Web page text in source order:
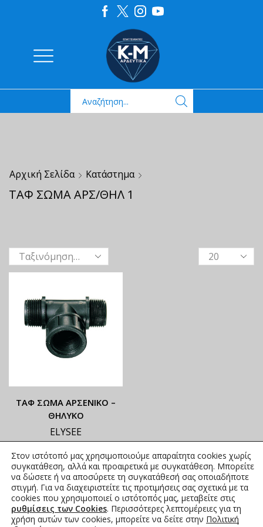
Αρχική Σελίδα Κατάστημα
ΤΑΦ ΣΩΜΑ ΑΡΣ/ΘΗΛ 1
ΤΑΦ ΣΩΜΑ ΑΡΣΕΝΙΚΟ –
ΘΗΛΥΚΟ
ELYSEE
ΑΝΑΓΡΑΦΟΝΤΑΙ ΣΤΟ
ΑΝΗΡΤΗΜΕΝΟ PDF
2,01€ –6,03€ συμπ. Φ.Π.Α.
Στον ιστότοπό μας χρησιμοποιούμε απαραίτητα cookies χωρίς
συγκατάθεση, αλλά και προαιρετικά με συγκατάθεση. Μπορείτε
να δώσετε ή να αποσύρετε τη συγκατάθεσή σας οποιαδήποτε
στιγμή. Για να διαχειριστείτε τις προτιμήσεις σας σχετικά με τα
cookies που χρησιμοποιεί ο ιστότοπός μας, μεταβείτε στις
ρυθμίσεις των Cookies. Περισσότερες λεπτομέρειες για τη
χρήση αυτών των cookies, μπορείτε να δείτε στην Πολιτική